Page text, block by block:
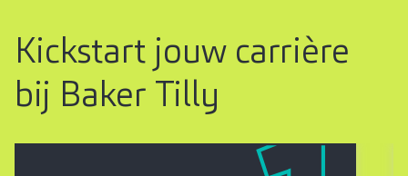
Kickstart jouw carrière
bij Baker Tilly